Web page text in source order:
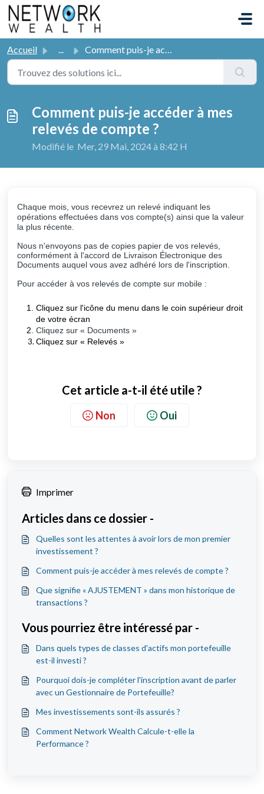
Passer au contenu principal
Accueil ... Comment puis-je accéder à mes relevés de compte ?
Comment puis-je accéder à mes
relevés de compte ?
Modifié le Mer, 29 Mai, 2024 à 8:42 H
Chaque mois, vous recevrez un relevé indiquant les
opérations effectuées dans vos compte(s) ainsi que la valeur
la plus récente.
Nous n'envoyons pas de copies papier de vos relevés,
conformément à l'accord de Livraison Électronique des
Documents auquel vous avez adhéré lors de l'inscription.
Pour accéder à vos relevés de compte sur mobile :
Cliquez sur l'icône du menu dans le coin supérieur droit
de votre écran
Cliquez sur « Documents »
Cliquez sur « Relevés »
Cet article a-t-il été utile ?
Non Oui
Imprimer
Articles dans ce dossier -
Quelles sont les attentes à avoir lors de mon premier
investissement ?
Comment puis-je accéder à mes relevés de compte ?
Que signifie « AJUSTEMENT » dans mon historique de
transactions ?
Vous pourriez être intéressé par -
Dans quels types de classes d'actifs mon portefeuille
est-il investi ?
Pourquoi dois-je compléter l'inscription avant de parler
avec un Gestionnaire de Portefeuille?
Mes investissements sont-ils assurés ?
Comment Network Wealth Calcule-t-elle la
Performance ?